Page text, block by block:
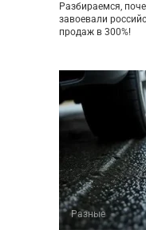
Разбираемся,
завоевали
продаж в 300%!
Разные